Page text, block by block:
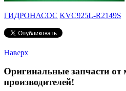
ГИДРОНАСОС KVC925L-R2149S
Наверх
Оригинальные запчасти
производителей!